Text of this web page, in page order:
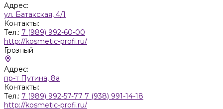
Адрес:
ул. Батакская, 4/1
Контакты:
Тел.: 7 (989) 992-60-00
http://kosmetic-profi.ru/
Грозный
Адрес:
пр-т Путина, 8а
Контакты:
Тел.: 7 (989) 992-57-77 7 (938) 991-14-18
http://kosmetic-profi.ru/